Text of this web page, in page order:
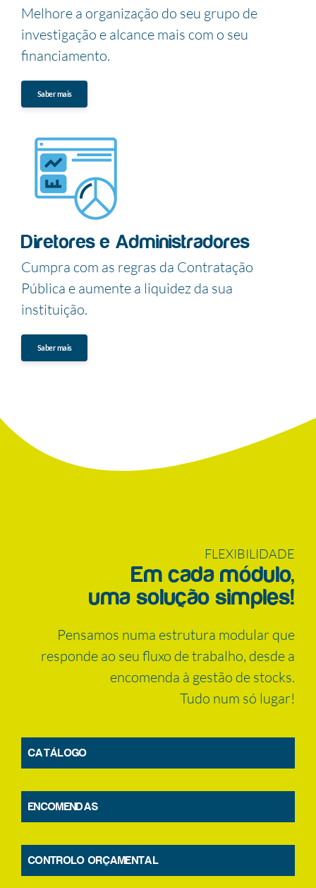
Melhore a organização do seu grupo de
investigação e alcance mais com o seu
financiamento.
Saber mais
Diretores e Administradores
Cumpra com as regras da Contratação
Pública e aumente a liquidez da sua
instituição.
Saber mais
FLEXIBILIDADE
Em cada módulo,
uma solução simples!
Pensamos numa estrutura modular que
responde ao seu fluxo de trabalho, desde a
encomenda à gestão de stocks.
Tudo num só lugar!
CATÁLOGO
ENCOMENDAS
CONTROLO ORÇAMENTAL